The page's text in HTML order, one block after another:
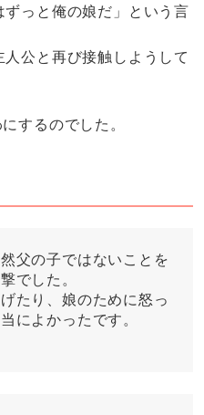
っと俺の娘だ」という言
公と再び接触しようして
するのでした。
父の子ではないことを
でした。
たり、娘のために怒っ
によかったです。